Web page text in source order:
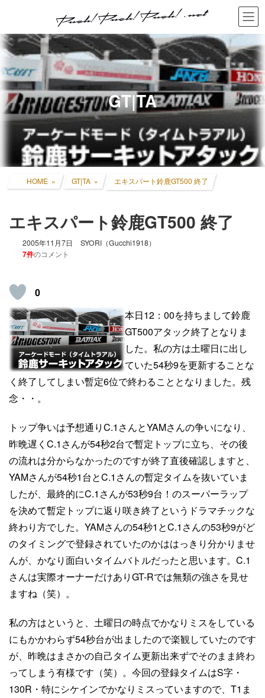
ン
ツ
へ
ス
キ
ッ
プ
ー
シ
ョ
ン
に
移
動
GT|TA
HOME GT|TA エキスパート鈴鹿GT500 終了
エキスパート鈴鹿GT500 終了
2005年11月7日 SYORI（Gucchi1918）
7件のコメント
0
本日12：00を持ちまして鈴鹿
GT500アタック終了となりま
した。私の方は土曜日に出し
ていた54秒9を更新することな
く終了してしまい暫定6位で終わることとなりました。残
念・・。
トップ争いは予想通りC.1さんとYAMさんの争いになり、
昨晩遅くC.1さんが54秒2台で暫定トップに立ち、その後
の流れは分からなかったのですが終了直後確認しますと、
YAMさんが54秒1台とC.1さんの暫定タイムを抜いていま
したが、最終的にC.1さんが53秒9台！のスーパーラップ
を決めて暫定トップに返り咲き終了というドラマチックな
終わり方でした。YAMさんの54秒1とC.1さんの53秒9がど
のタイミングで登録されていたのかははっきり分かりませ
んが、かなり面白いタイムバトルだったと思います。C.1
さんは実際オーナーだけありGT-Rでは無類の強さを見せ
ますね（笑）。
私の方はというと、土曜日の時点でかなりミスをしている
にもかかわらず54秒台が出ましたので楽観していたのです
が、昨晩はまさかの自己タイム更新出来ずでそのまま終わ
ってしまう有様です（笑）。今回の登録タイムはS字・
130R・特にシケインでかなりミスっていますので、T1ま